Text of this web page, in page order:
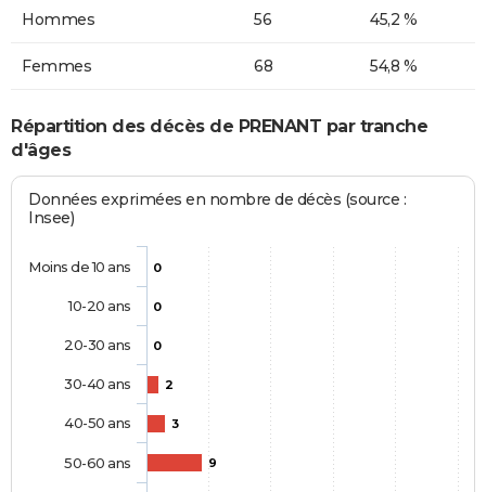
Hommes 56 45,2 %
Femmes 68 54,8 %
Répartition des décès de PRENANT par tranche
d'âges
Données exprimées en nombre de décès (source :
Insee)
0
0
0
2
3
9
Moins de 10 ans
10-20 ans
20-30 ans
30-40 ans
40-50 ans
50-60 ans